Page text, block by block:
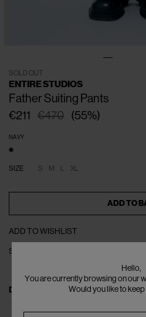
SOLD OUT
ENTIRE STUDIOS
Father Suiting Pants
€470
€211 (55%)
NAVY
SIZE S M L XL
ADD TO
ADD TO WISHLIST
SHARE
DESCRIPTION
Hello,
You are currently browsing on our
Would you like to